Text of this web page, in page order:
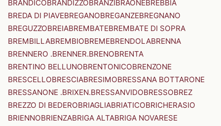
BRANDICOBRANDIZZOBRANZIBRAONEBREBBIA
BREDA DI PIAVEBREGANOBREGANZEBREGNANO
BREGUZZOBREIABREMBATEBREMBATE DI SOPRA
BREMBILLABREMBIOBREMEBRENDOLABRENNA
BRENNERO .BRENNER.BRENOBRENTA
BRENTINO BELLUNOBRENTONICOBRENZONE
BRESCELLOBRESCIABRESIMOBRESSANA BOTTARONE
BRESSANONE .BRIXEN.BRESSANVIDOBRESSOBREZ
BREZZO DI BEDEROBRIAGLIABRIATICOBRICHERASIO
BRIENNOBRIENZABRIGA ALTABRIGA NOVARESE